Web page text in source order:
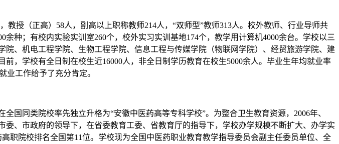
授（正高）58人，副高以上职称教师214人，“双师型”教师313人。校外教师、行业导师共
种；有校内实验实训室260个，校外实习实训基地174个，教学用计算机4000余台。学校以三
、机电工程学院、生物工程学院、信息工程与传媒学院（物联网学院）、经贸旅游学院、建
，学校有全日制在校生近16000人，非全日制学历教育在校生5000余人。毕业生年均就业率
业工作给予了充分肯定。
国同类院校率先独立升格为“安徽中医药高等专科学校”。为整合卫生教育资源，2006年、
、市政府的领导下，在省委教育工委、省教育厅的指导下，学校办学规模不断扩大、办学实
职院校排名全国第11位。学校现为全国中医药职业教育教学指导委员会副主任委员单位、全